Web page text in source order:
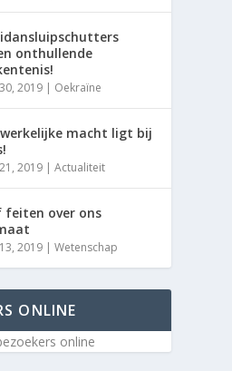
onthullende
2019 | Oekraïne
werkelijke macht ligt bij
2019 |Actualiteit
feiten over ons
2019 |Wetenschap
ONLINE
online